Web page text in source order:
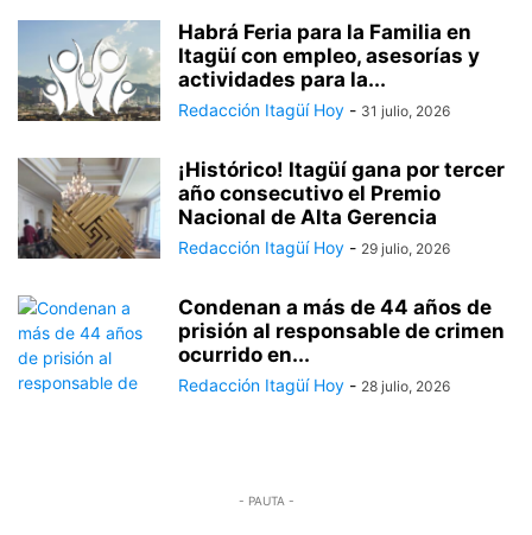
Habrá Feria para la Familia en
Itagüí con empleo, asesorías y
actividades para la...
Redacción Itagüí Hoy - 31 julio, 2026
¡Histórico! Itagüí gana por tercer
año consecutivo el Premio
Nacional de Alta Gerencia
Redacción Itagüí Hoy - 29 julio, 2026
Condenan a más de 44 años de
prisión al responsable de crimen
ocurrido en...
Redacción Itagüí Hoy - 28 julio, 2026
- PAUTA -